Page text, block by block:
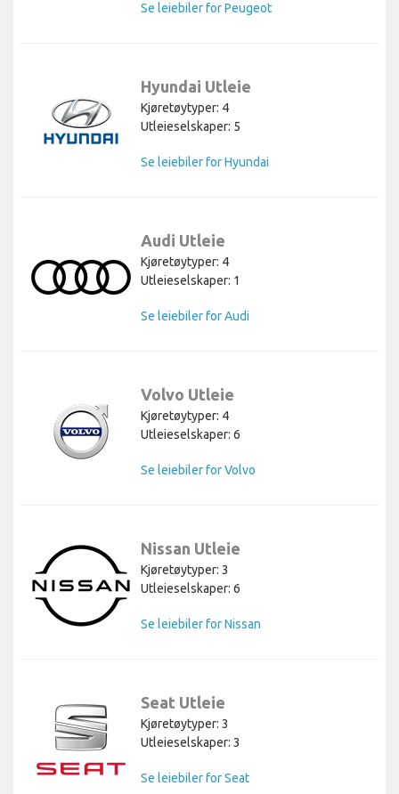
Se leiebiler for Peugeot
Hyundai Utleie
Kjøretøytyper: 4
Utleieselskaper: 5
Se leiebiler for Hyundai
Audi Utleie
Kjøretøytyper: 4
Utleieselskaper: 1
Se leiebiler for Audi
Volvo Utleie
Kjøretøytyper: 4
Utleieselskaper: 6
Se leiebiler for Volvo
Nissan Utleie
Kjøretøytyper: 3
Utleieselskaper: 6
Se leiebiler for Nissan
Seat Utleie
Kjøretøytyper: 3
Utleieselskaper: 3
Se leiebiler for Seat